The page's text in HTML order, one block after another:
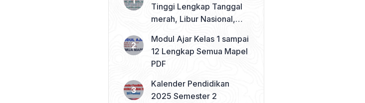
Tinggi Lengkap Tanggal
merah, Libur Nasional,
Modul Ajar Kelas 1 sampai
12 Lengkap Semua Mapel
PDF
Kalender Pendidikan
2025 Semester 2